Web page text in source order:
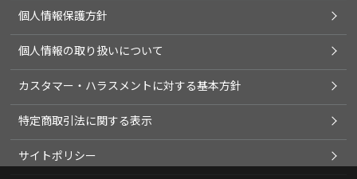
個人情報保護方針
個人情報の取り扱いについて
カスタマー・ハラスメントに対する基本方針
特定商取引法に関する表示
サイトポリシー